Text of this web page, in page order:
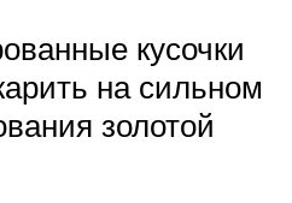
кусочки
на сильном
золотой